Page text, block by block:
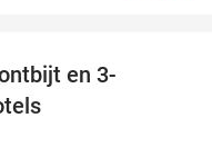
en 3-